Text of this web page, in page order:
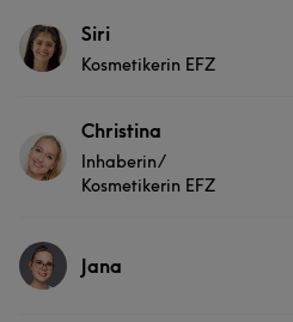
Haarentfernung
Kompetent 20
Services
Haarentfernung
Professionell
Siri
Kosmetikerin EFZ
Services
Nägel Körper
Christina
Inhaberin/
Kosmetikerin EFZ
Services
Jana